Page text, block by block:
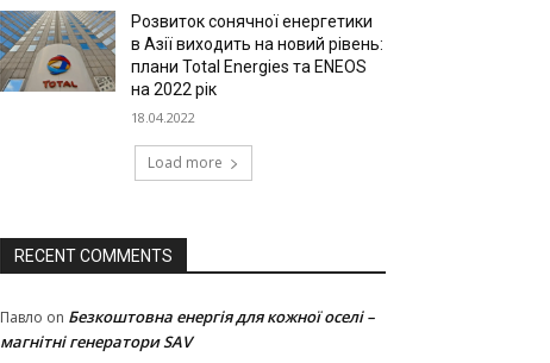
Розвиток сонячної енергетики
в Азії виходить на новий рівень:
плани Total Energies та ENEOS
на 2022 рік
18.04.2022
Load more
RECENT COMMENTS
Павло on Безкоштовна енергія для кожної оселі –
магнітні генератори SAV